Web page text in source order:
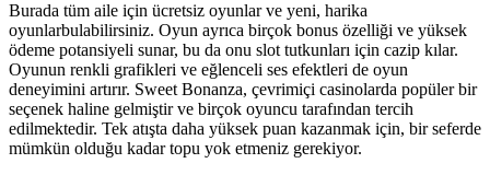
Burada tüm aile için ücretsiz oyunlar ve yeni, harika
oyunlarbulabilirsiniz. Oyun ayrıca birçok bonus özelliği ve yüksek
ödeme potansiyeli sunar, bu da onu slot tutkunları için cazip kılar.
Oyunun renkli grafikleri ve eğlenceli ses efektleri de oyun
deneyimini artırır. Sweet Bonanza, çevrimiçi casinolarda popüler bir
seçenek haline gelmiştir ve birçok oyuncu tarafından tercih
edilmektedir. Tek atışta daha yüksek puan kazanmak için, bir seferde
mümkün olduğu kadar topu yok etmeniz gerekiyor.